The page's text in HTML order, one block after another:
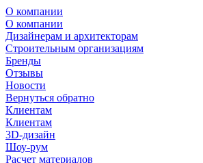
О компании
О компании
Дизайнерам и архитекторам
Строительным организациям
Бренды
Отзывы
Новости
Вернуться обратно
Клиентам
Клиентам
3D-дизайн
Шоу-рум
Расчет материалов